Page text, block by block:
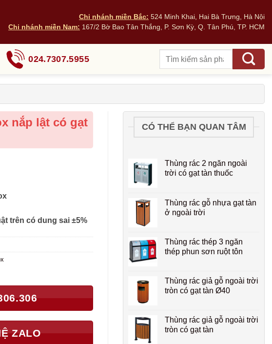
Chi nhánh miền Bắc: 524 Minh Khai, Hai Bà Trưng, Hà Nội
Chi nhánh miền Nam: 167/2 Bờ Bao Tân Thắng, P. Sơn Kỳ, Q. Tân Phú, TP. HCM
024.7307.5955
kiếm:
nắp lật có gạt
trên có dung sai ±5%
ZALO
CÓ THỂ BẠN QUAN TÂM
Thùng rác 2 ngăn ngoài
trời có gạt tàn thuốc
Thùng rác gỗ nhựa gạt tàn
ở ngoài trời
Thùng rác thép 3 ngăn
thép phun sơn ruột tôn
Thùng rác giả gỗ ngoài trời
tròn có gạt tàn Ø40
Thùng rác giả gỗ ngoài trời
tròn có gạt tàn